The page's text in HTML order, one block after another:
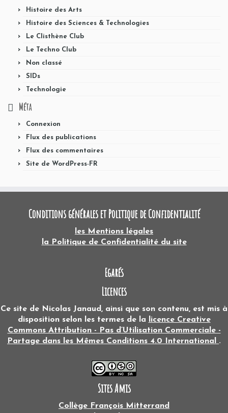
Histoire des Arts
Histoire des Sciences & Technologies
Le Clisthène Club
Le Techno Club
Non classé
SIDs
Technologie
Méta
Connexion
Flux des publications
Flux des commentaires
Site de WordPress-FR
Conditions générales et Politique de Confidentialité
les Mentions légales
la Politique de Confidentialité du site
Egarés
Licences
Ce site de Nicolas Janaud, ainsi que son contenu, est mis à
disposition selon les termes de la licence Creative
Commons Attribution - Pas d’Utilisation Commerciale -
Partage dans les Mêmes Conditions 4.0 International .
Sites Amis
Collège François Mitterrand